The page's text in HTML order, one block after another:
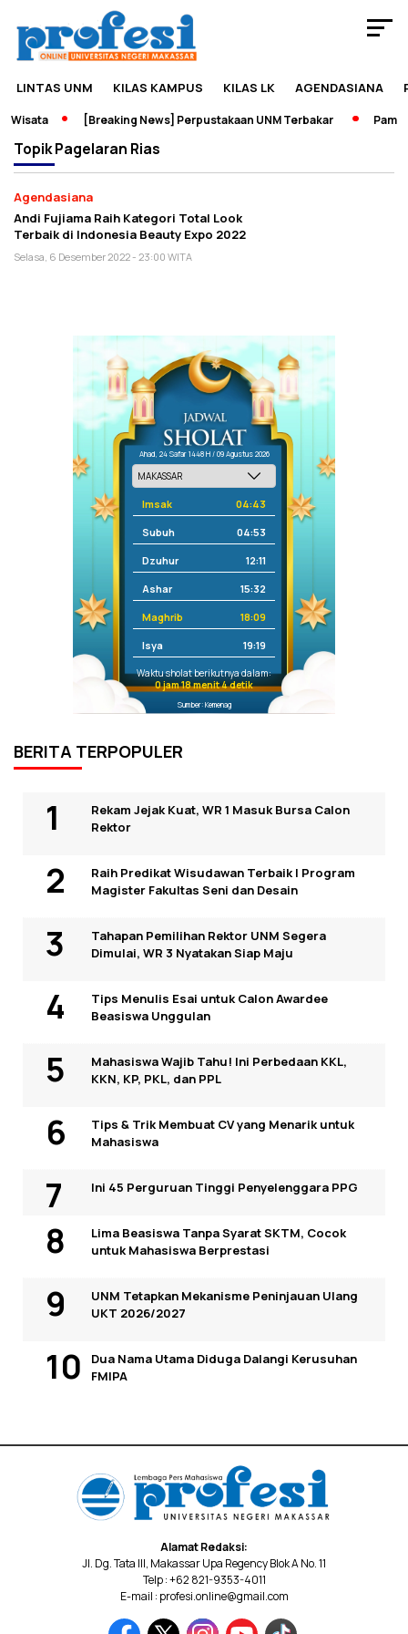
LINTAS UNM KILAS KAMPUS KILAS LK AGENDASIANA
[Breaking News] Perpustakaan UNM Terbakar
TopikPagelaran Rias
Agendasiana
Andi Fujiama Raih Kategori Total Look
Terbaik di Indonesia Beauty Expo 2022
Selasa, 6 Desember 2022 - 23:00 WITA
Ahad, 24 Safar 1448 H / 09 Agustus 2026
Imsak 04:43
Subuh 04:53
Dzuhur 12:11
Ashar 15:32
Maghrib 18:09
Isya 19:19
Waktu sholat berikutnya dalam:
0 jam 18 menit 4 detik
Sumber: Kemenag
BERITA TERPOPULER
Rekam Jejak Kuat, WR 1 Masuk Bursa Calon
Rektor
Raih Predikat Wisudawan Terbaik I Program
Magister Fakultas Seni dan Desain
Tahapan Pemilihan Rektor UNM Segera
Dimulai, WR 3 Nyatakan Siap Maju
Tips Menulis Esai untuk Calon Awardee
Beasiswa Unggulan
Mahasiswa Wajib Tahu! Ini Perbedaan KKL,
KKN, KP, PKL, dan PPL
Tips & Trik Membuat CV yang Menarik untuk
Mahasiswa
Ini 45 Perguruan Tinggi Penyelenggara PPG
Lima Beasiswa Tanpa Syarat SKTM, Cocok
untuk Mahasiswa Berprestasi
UNM Tetapkan Mekanisme Peninjauan Ulang
UKT 2026/2027
Dua Nama Utama Diduga Dalangi Kerusuhan
FMIPA
Alamat Redaksi:
Jl. Dg. Tata III, Makassar Upa Regency Blok A No. 11
Telp : +62 821-9353-4011
E-mail : profesi.online@gmail.com